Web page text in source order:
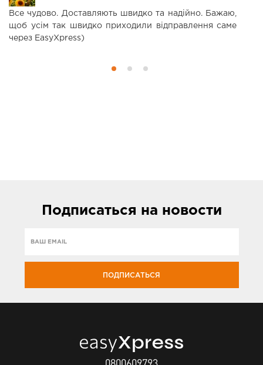
Все чудово. Доставляють швидко та надійно. Бажаю,
щоб усім так швидко приходили відправлення саме
через EasyXpress)
Подписаться на новости
ПОДПИСАТЬСЯ